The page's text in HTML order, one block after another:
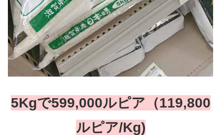
5Kgで599,000ルピア（119,800
ルピア/Kg)